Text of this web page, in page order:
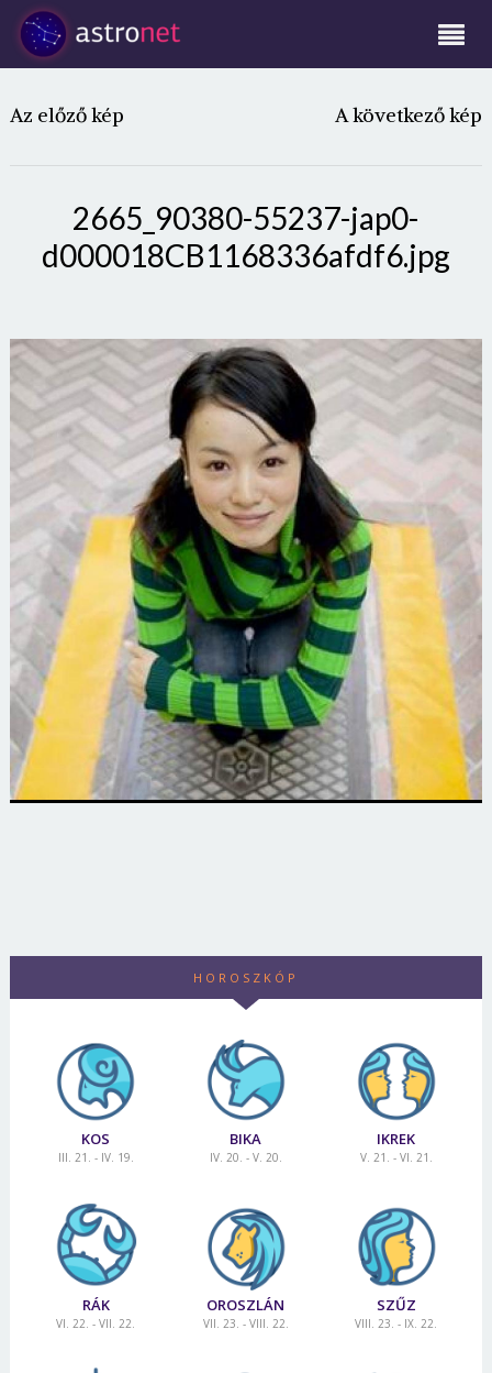
Az előző kép A következő kép
2665_90380-55237-jap0-
d000018CB1168336afdf6.jpg
HOROSZKÓP
KOS
III. 21. - IV. 19.
BIKA
IV. 20. - V. 20.
IKREK
V. 21. - VI. 21.
RÁK
VI. 22. - VII. 22.
OROSZLÁN
VII. 23. - VIII. 22.
SZŰZ
VIII. 23. - IX. 22.